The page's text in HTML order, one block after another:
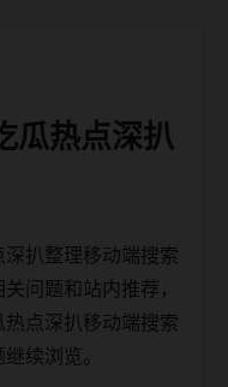
瓜热点深扒
扒整理移动端搜索
问题和站内推荐，
点深扒移动端搜索
续浏览。